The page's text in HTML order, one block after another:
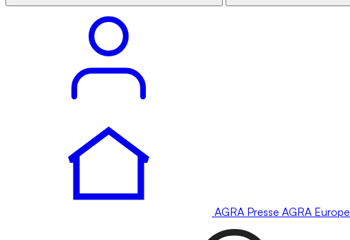
AGRA Presse AGRA Europe